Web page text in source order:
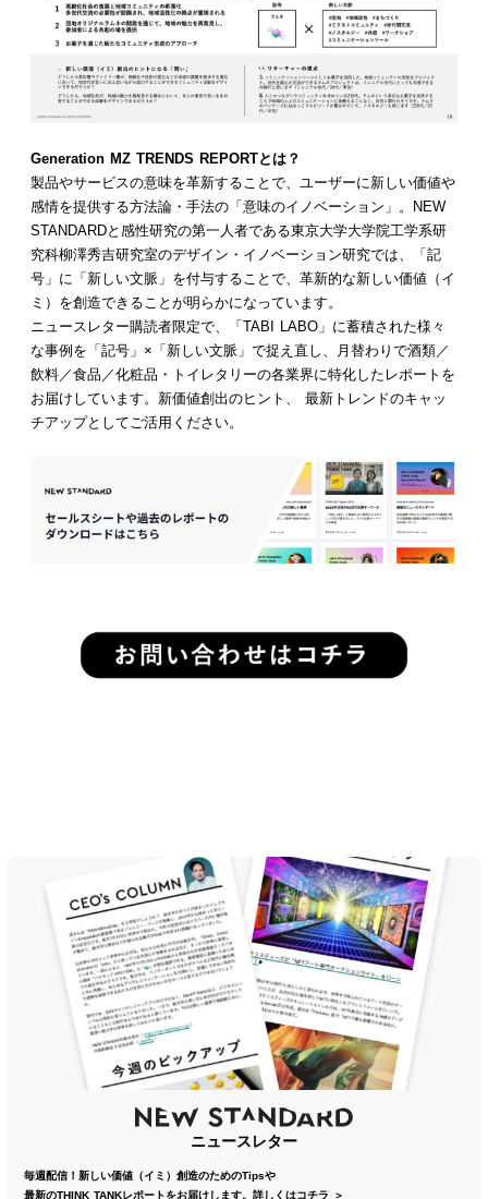
Generation MZ TRENDS REPORTとは？
製品やサービスの意味を革新することで、ユーザーに新しい価値や
感情を提供する方法論・手法の「意味のイノベーション」。NEW
STANDARDと感性研究の第一人者である東京大学大学院工学系研
究科柳澤秀吉研究室のデザイン・イノベーション研究では、「記
号」に「新しい文脈」を付与することで、革新的な新しい価値（イ
ミ）を創造できることが明らかになっています。
ニュースレター購読者限定で、「TABI LABO」に蓄積された様々
な事例を「記号」×「新しい文脈」で捉え直し、月替わりで酒類／
飲料／食品／化粧品・トイレタリーの各業界に特化したレポートを
お届けしています。新価値創出のヒント、 最新トレンドのキャッ
チアップとしてご活用ください。
ニュースレター
毎週配信！新しい価値（イミ）創造のためのTipsや
最新のTHINK TANKレポートをお届けします。 詳しくはコチラ ＞